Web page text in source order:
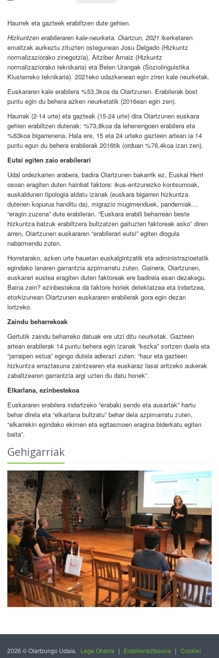
Haurrek eta gazteek erabiltzen dute gehien.
Hizkuntzen erabileraren kale-neurketa. Oiartzun, 2021 ikerketaren
emaitzak aurkeztu zituzten ostegunean Josu Delgado (Hizkuntz
normalizaziorako zinegotzia), Aitziber Arnaiz (Hizkuntz
normalizaziorako teknikaria) eta Belen Urangak (Soziolinguistika
Klusterreko teknikaria). 2021eko udazkenean egin ziren kale neurketak.
Euskararen kale erabilera %53,3koa da Oiartzunen. Erabilerak bost
puntu egin du behera azken neurketatik (2016ean egin zen).
Haurrak (2-14 urte) eta gazteak (15-24 urte) dira Oiartzunen euskara
gehien erabiltzen dutenak: %73,8koa da lehenengoen erabilera eta
%63koa bigarrenena. Hala ere, 15 eta 24 urteko gazteen artean ia 14
puntu egun du behera erabilerak 2016tik (orduan %76,4koa izan zen).
Eutsi egiten zaio erabilerari
Udal ordezkarien arabera, badira Oiartzunen bakarrik ez, Euskal Herri
osoan eragiten duten hainbat faktore: ikus-entzunezko kontsumoak,
euskaldunen tipologia aldatu izanak (euskara bigarren hizkuntza
dutenen kopurua handitu da), migrazio mugimenduek, pandemiak…
“eragin zuzena” dute erabileran. “Euskara erabili beharrean beste
hizkuntza batzuk erabiltzera bultzatzen gaituzten faktoreak asko” diren
arren, Oiartzunen euskararen “erabilerari eutsi” egiten diogula
nabarmendu zuten.
Horretarako, azken urte hauetan euskalgintzatik eta administrazioetatik
egindako lanaren garrantzia azpimarratu zuten. Gainera, Oiartzunen,
euskarari eustea eragiten duten faktoreak ere badirela esan dezakegu.
Baina zein? ezinbestekoa da faktore horiek detektatzea eta indartzea,
etorkizunean Oiartzunen euskararen erabilerak gora egin dezan
lortzeko.
Zaindu beharrekoak
Gertutik zaindu beharreko datuak ere utzi ditu neurketak. Gazteen
artean erabilerak 14 puntu behera egin izanak “kezka” sortzen duela eta
“jarraipen estua” egingo dutela adierazi zuten: “haur eta gazteen
hizkuntza erraztasuna zaintzearen eta euskaraz lasai aritzeko aukerak
zabaltzearen garrantzia argi uzten du datu honek”.
Elkarlana, ezinbestekoa
Euskararen erabilera indartzeko “erabaki sendo eta ausartak” hartu
behar direla eta “elkarlana bultzatu” behar dela azpimarratu zuten,
“elkarrekin egindako ekimen eta egitasmoen eragina biderkatu egiten
baita”.
Gehigarriak
2026 © Oiartzungo Udala. Lege Oharra | Erabilerreztasuna | Cookiei